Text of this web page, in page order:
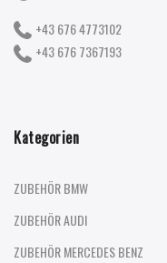
+43 676 4773102
+43 676 7367193
Kategorien
ZUBEHÖR BMW
ZUBEHÖR AUDI
ZUBEHÖR MERCEDES BENZ